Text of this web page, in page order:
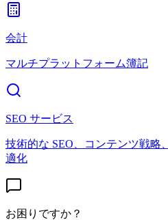
会計
マルチプラットフォーム簿記
SEO サービス
技術的な SEO、コンテンツ戦略
適化
お困りですか？